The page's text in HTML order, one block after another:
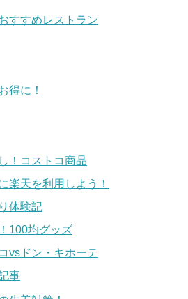
すすめレストラン
得に！
！コストコ商品
楽天を利用しよう！
体験記
100均グッズ
vsドン・キホーテ
事